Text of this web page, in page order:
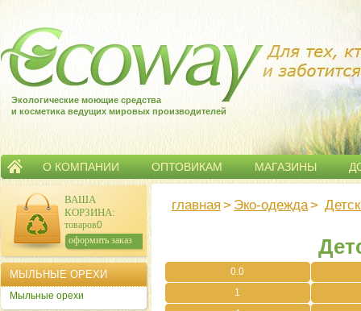
Экологические моющие средства
и косметика ведущих мировых производителей
О КОМПАНИИ ОПТОВИКАМ МАГАЗИНЫ
главная > Эко-одежда>
0.0
1
ВАША
КОРЗИНА:
товаров:0
сумма: 0р.
оформить заказ
МЫЛЬНЫЕ ОРЕХИ
Мыльные орехи